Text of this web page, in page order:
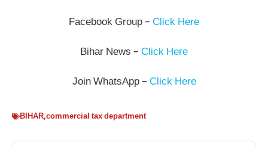
Facebook Group – Click Here
Bihar News – Click Here
Join WhatsApp – Click Here
BIHAR,commercial tax department